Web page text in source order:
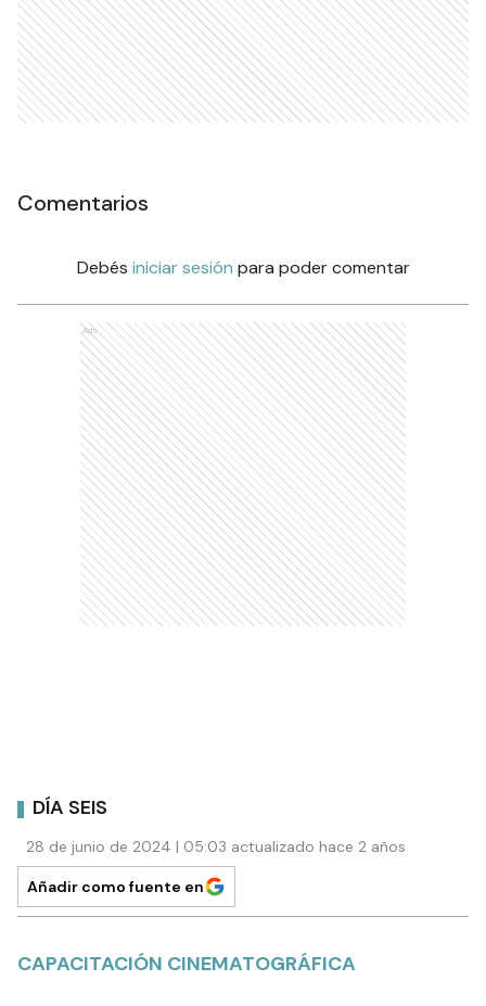
Comentarios
Debés iniciar sesión para poder comentar
Ads
DÍA SEIS
28 de junio de 2024 | 05:03 actualizado hace 2 años
Añadir como fuente en
CAPACITACIÓN CINEMATOGRÁFICA